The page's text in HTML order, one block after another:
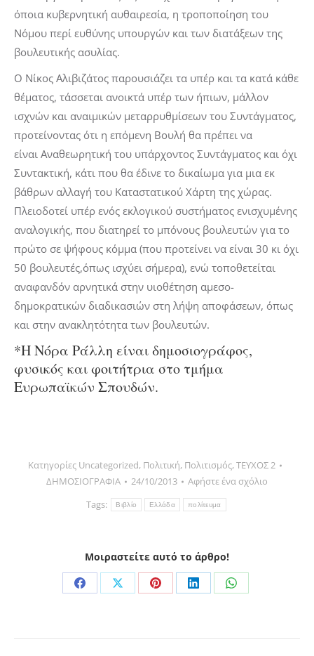
όποια κυβερνητική αυθαιρεσία, η τροποποίηση του
Νόμου περί ευθύνης υπουργών και των διατάξεων της
βουλευτικής ασυλίας.
Ο Νίκος Αλιβιζάτος παρουσιάζει τα υπέρ και τα κατά κάθε
θέματος, τάσσεται ανοικτά υπέρ των ήπιων, μάλλον
ισχνών και αναιμικών μεταρρυθμίσεων του Συντάγματος,
προτείνοντας ότι η επόμενη Βουλή θα πρέπει να
είναι Αναθεωρητική του υπάρχοντος Συντάγματος και όχι
Συντακτική, κάτι που θα έδινε το δικαίωμα για μια εκ
βάθρων αλλαγή του Καταστατικού Χάρτη της χώρας.
Πλειοδοτεί υπέρ ενός εκλογικού συστήματος ενισχυμένης
αναλογικής, που διατηρεί το μπόνους βουλευτών για το
πρώτο σε ψήφους κόμμα (που προτείνει να είναι 30 κι όχι
50 βουλευτές,όπως ισχύει σήμερα), ενώ τοποθετείται
αναφανδόν αρνητικά στην υιοθέτηση αμεσο-
δημοκρατικών διαδικασιών στη λήψη αποφάσεων, όπως
και στην ανακλητότητα των βουλευτών.
*Η Νόρα Ράλλη είναι δημοσιογράφος,
φυσικός και φοιτήτρια στο τμήμα
Ευρωπαϊκών Σπουδών.
Κατηγορίες Uncategorized, Πολιτική, Πολιτισμός,ΤΕΥΧΟΣ 2
ΔΗΜΟΣΙΟΓΡΑΦΙΑ
24/10/2013
Αφήστε ένα σχόλιο
Tags:
Βιβλίο Ελλάδα πολίτευμα
Μοιραστείτε αυτό το άρθρο!
Share
Facebook
Share
X
Share
Pinterest
Share
LinkedIn
Share
WhatsApp